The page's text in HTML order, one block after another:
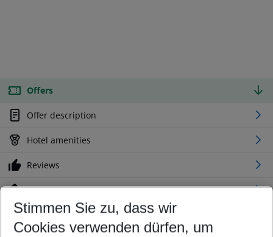
Offers
Offer description
Hotel amenities
Reviews
Location
Customize your offer
Stimmen Sie zu, dass wir
Cookies verwenden dürfen, um